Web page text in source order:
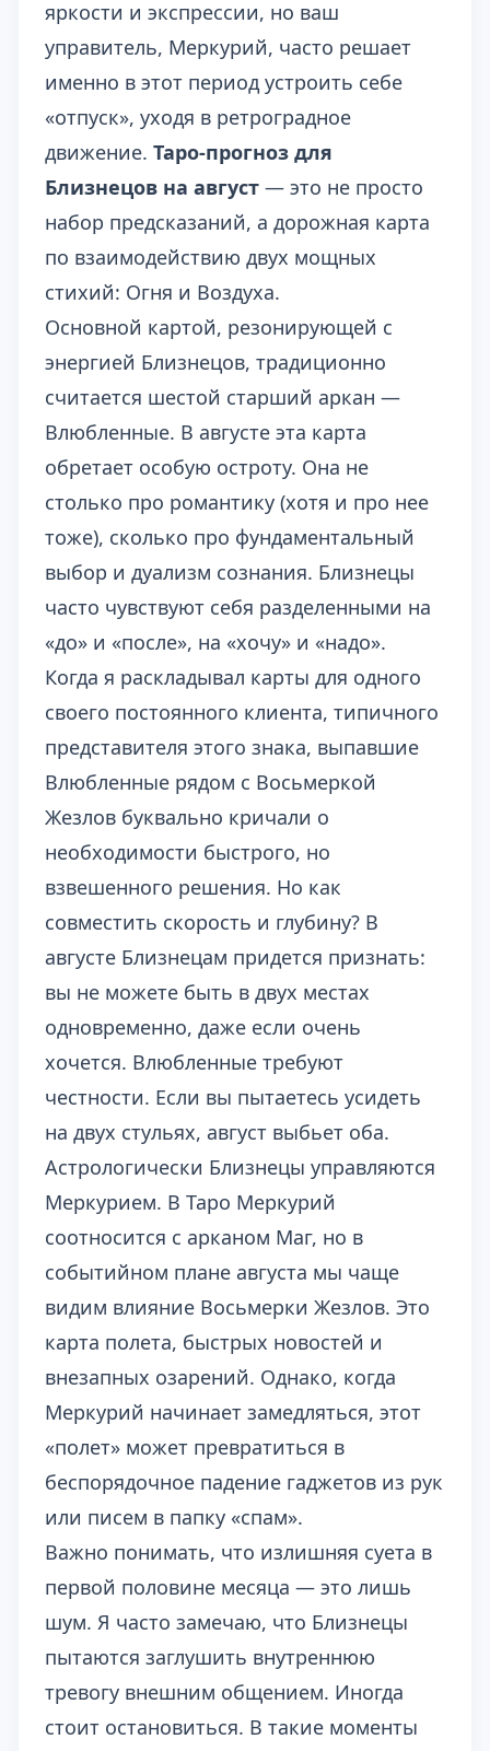
яркости и экспрессии, но ваш
управитель, Меркурий, часто решает
именно в этот период устроить себе
«отпуск», уходя в ретроградное
движение. Таро-прогноз для
Близнецов на август — это не просто
набор предсказаний, а дорожная карта
по взаимодействию двух мощных
стихий: Огня и Воздуха.
Основной картой, резонирующей с
энергией Близнецов, традиционно
считается шестой старший аркан —
Влюбленные. В августе эта карта
обретает особую остроту. Она не
столько про романтику (хотя и про нее
тоже), сколько про фундаментальный
выбор и дуализм сознания. Близнецы
часто чувствуют себя разделенными на
«до» и «после», на «хочу» и «надо».
Когда я раскладывал карты для одного
своего постоянного клиента, типичного
представителя этого знака, выпавшие
Влюбленные рядом с Восьмеркой
Жезлов буквально кричали о
необходимости быстрого, но
взвешенного решения. Но как
совместить скорость и глубину? В
августе Близнецам придется признать:
вы не можете быть в двух местах
одновременно, даже если очень
хочется. Влюбленные требуют
честности. Если вы пытаетесь усидеть
на двух стульях, август выбьет оба.
Астрологически Близнецы управляются
Меркурием. В Таро Меркурий
соотносится с арканом Маг, но в
событийном плане августа мы чаще
видим влияние Восьмерки Жезлов. Это
карта полета, быстрых новостей и
внезапных озарений. Однако, когда
Меркурий начинает замедляться, этот
«полет» может превратиться в
беспорядочное падение гаджетов из рук
или писем в папку «спам».
Важно понимать, что излишняя суета в
первой половине месяца — это лишь
шум. Я часто замечаю, что Близнецы
пытаются заглушить внутреннюю
тревогу внешним общением. Иногда
стоит остановиться. В такие моменты